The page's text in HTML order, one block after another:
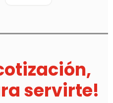
servirte!